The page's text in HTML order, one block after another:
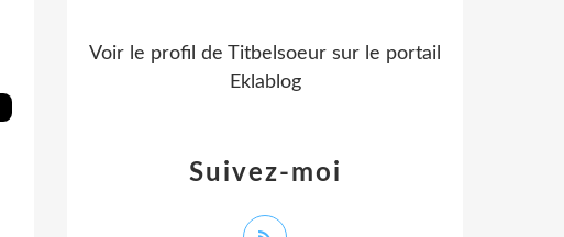
Suivez-moi
Voir le profil de Titbelsoeur sur le portail
Eklablog